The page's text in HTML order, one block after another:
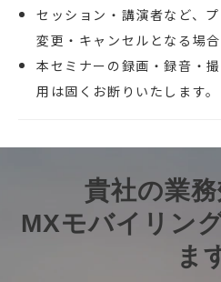
セッション・講演者など、
変更・キャンセルとなる場合
本セミナーの録画・録音・
用は固くお断りいたします。
貴社の業
MXモバイリン
ま